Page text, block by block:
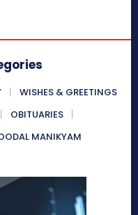
WISHES & GREETINGS
OBITUARIES
MANIKYAM